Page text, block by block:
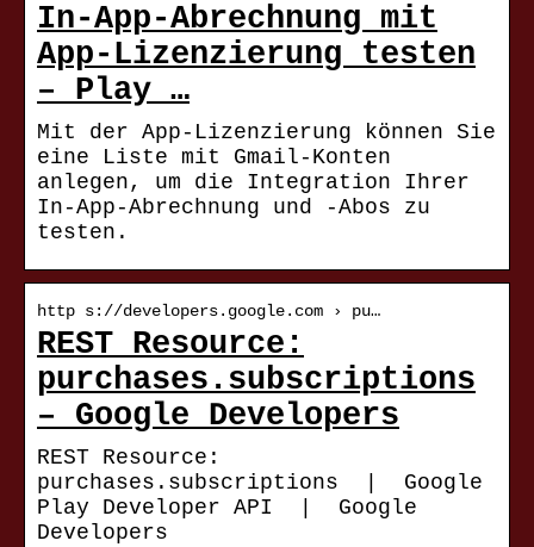
In-App-Abrechnung mit
App-Lizenzierung testen
– Play …
Mit der App-Lizenzierung können Sie
eine Liste mit Gmail-Konten
anlegen, um die Integration Ihrer
In-App-Abrechnung und -Abos zu
testen.
http s://developers.google.com › pu…
REST Resource:
purchases.subscriptions
– Google Developers
REST Resource:
purchases.subscriptions | Google
Play Developer API | Google
Developers